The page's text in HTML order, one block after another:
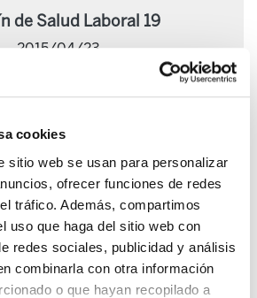
cookies
sitio web se usan para personalizar
ofrecer funciones de redes
tráfico. Además, compartimos
uso que haga del sitio web con
redes sociales, publicidad y análisis
combinarla con otra información
o que hayan recopilado a
de Salud Laboral 19
2015/04/23